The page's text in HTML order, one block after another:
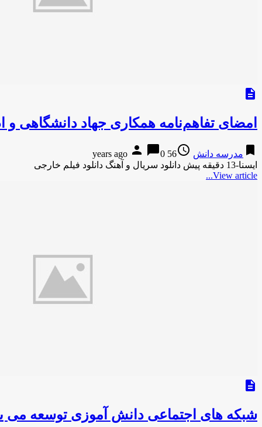
description
امضای تفاهم‌نامه همکاری جهاد دانشگاهی
bookmark مدرسه دانش access_time
56 years ago
person chat_bubble0
ایسنا-13 دقیقه پیش دانلود سریال و آهنگ دانلود فیلم خارجی
View article...
description
شبکه های اجتماعی دانش آموزی توسعه می